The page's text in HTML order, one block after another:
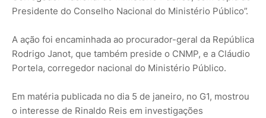
Presidente do Conselho Nacional do Ministério Público”.
A ação foi encaminhada ao procurador-geral da República
Rodrigo Janot, que também preside o CNMP, e a Cláudio
Portela, corregedor nacional do Ministério Público.
Em matéria publicada no dia 5 de janeiro, no G1, mostrou
o interesse de Rinaldo Reis em investigações